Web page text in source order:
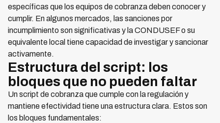
específicas que los equipos de cobranza deben conocer y
cumplir. En algunos mercados, las sanciones por
incumplimiento son significativas y la CONDUSEF o su
equivalente local tiene capacidad de investigar y sancionar
activamente.
Estructura del script: los
bloques que no pueden faltar
Un script de cobranza que cumple con la regulación y
mantiene efectividad tiene una estructura clara. Estos son
los bloques fundamentales: